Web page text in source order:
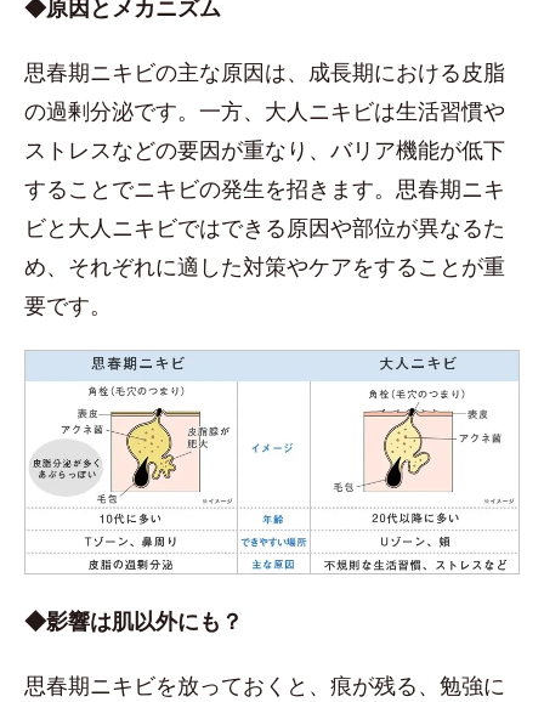
◆原因とメカニズム
思春期ニキビの主な原因は、成長期における皮脂
の過剰分泌です。一方、大人ニキビは生活習慣や
ストレスなどの要因が重なり、バリア機能が低下
することでニキビの発生を招きます。思春期ニキ
ビと大人ニキビではできる原因や部位が異なるた
め、それぞれに適した対策やケアをすることが重
要です。
◆影響は肌以外にも？
思春期ニキビを放っておくと、痕が残る、勉強に